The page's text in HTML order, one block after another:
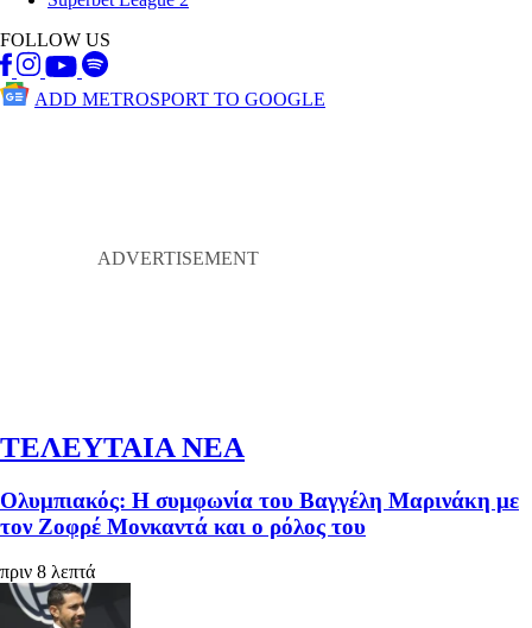
FOLLOW US
ADD METROSPORT TO GOOGLE
ΤΕΛΕΥΤΑΙΑ ΝΕΑ
Ολυμπιακός: Η συμφωνία του Βαγγέλη Μαρινάκη με
τον Ζοφρέ Μονκαντά και ο ρόλος του
πριν 8 λεπτά